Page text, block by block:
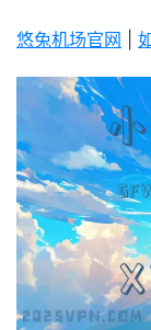
悠兔机场官网